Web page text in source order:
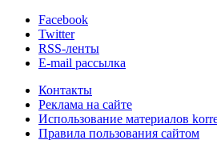
Facebook
Twitter
RSS-ленты
E-mail рассылка
Контакты
Реклама на сайте
Использование материалов
Правила пользования сайтом